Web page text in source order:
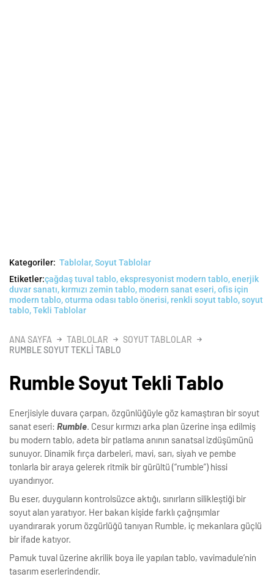
Kategoriler: Tablolar,Soyut Tablolar
Etiketler:çağdaş tuval tablo,ekspresyonist modern tablo,enerjik
duvar sanatı, kırmızı zemin tablo, modern sanat eseri,ofis için
modern tablo,oturma odası tablo önerisi, renkli soyut tablo,soyut
tablo,Tekli Tablolar
ANA SAYFA TABLOLAR
SOYUT TABLOLAR
RUMBLE SOYUT TEKLI TABLO
Rumble Soyut Tekli Tablo
Enerjisiyle duvara çarpan, özgünlüğüyle göz kamaştıran bir soyut
sanat eseri: Rumble. Cesur kırmızı arka plan üzerine inşa edilmiş
bu modern tablo, adeta bir patlama anının sanatsal izdüşümünü
sunuyor. Dinamik fırça darbeleri, mavi, sarı, siyah ve pembe
tonlarla bir araya gelerek ritmik bir gürültü (“rumble”) hissi
uyandırıyor.
Bu eser, duyguların kontrolsüzce aktığı, sınırların silikleştiği bir
soyut alan yaratıyor. Her bakan kişide farklı çağrışımlar
uyandırarak yorum özgürlüğü tanıyan Rumble, iç mekanlara güçlü
bir ifade katıyor.
Pamuk tuval üzerine akrilik boya ile yapılan tablo, vavimadule’nin
tasarım eserlerindendir.